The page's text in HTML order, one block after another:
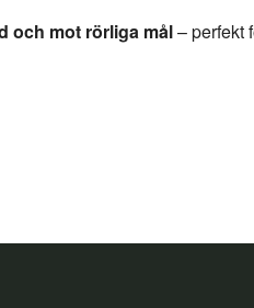
och mot rörliga mål– perfekt